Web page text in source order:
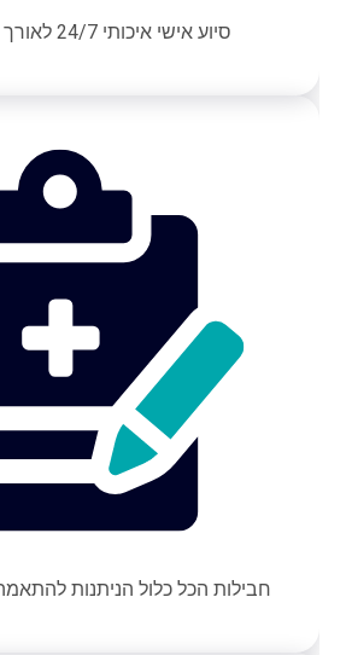
סיוע אישי איכותי 24/7 לאורך כל המסע שלך
חבילות הכל כלול הניתנות